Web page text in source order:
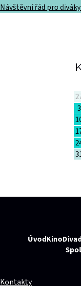
Návštěvní řád pro
3
ÚvodKino
Kontakty